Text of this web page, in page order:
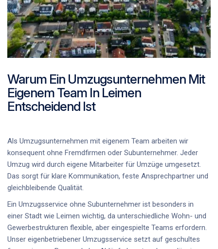
Warum Ein Umzugsunternehmen Mit
Eigenem Team In Leimen
Entscheidend Ist
Als Umzugsunternehmen mit eigenem Team arbeiten wir
konsequent ohne Fremdfirmen oder Subunternehmer. Jeder
Umzug wird durch eigene Mitarbeiter für Umzüge umgesetzt.
Das sorgt für klare Kommunikation, feste Ansprechpartner und
gleichbleibende Qualität.
Ein Umzugsservice ohne Subunternehmer ist besonders in
einer Stadt wie Leimen wichtig, da unterschiedliche Wohn- und
Gewerbestrukturen flexible, aber eingespielte Teams erfordern.
Unser eigenbetriebener Umzugsservice setzt auf geschultes